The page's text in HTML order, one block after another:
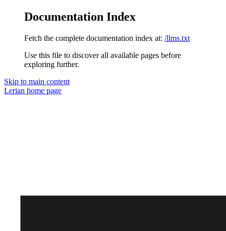
Documentation Index
Fetch the complete documentation index at: /llms.txt
Use this file to discover all available pages before
exploring further.
Skip to main content
Lerian home page